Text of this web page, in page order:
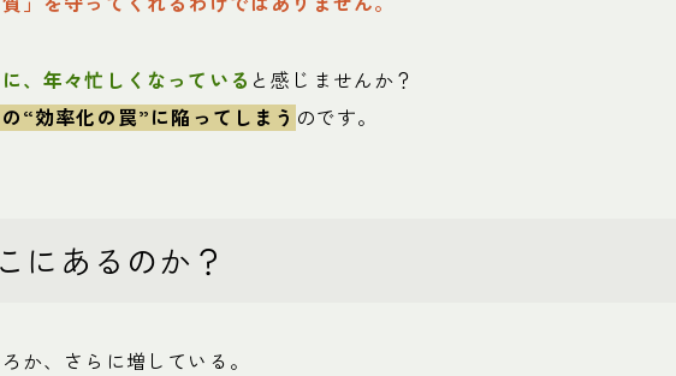
、年々忙しくなっている と感じませんか？
“効率化の罠”に陥ってしまう のです。
にあるのか？
か、さらに増している。